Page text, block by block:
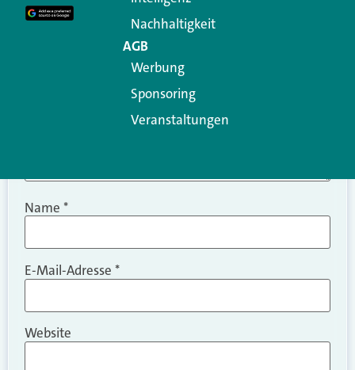
Kommentar
Name *
E-Mail-Adresse *
Website
Nachhaltigkeit
AGB
Werbung
Sponsoring
Veranstaltungen